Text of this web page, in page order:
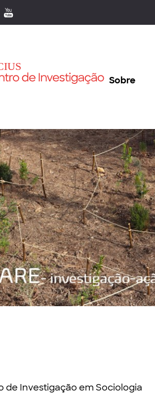
Sobre
de Investigação em Sociologia